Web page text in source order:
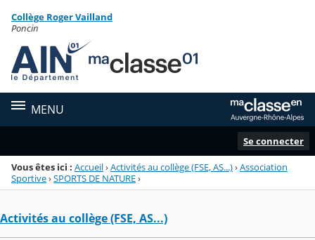
Menu de la rubrique
Contenu
Collège Roger Vailland
Poncin
MENU
Se connecter
Vous êtes ici : Accueil›Activités au collège (FSE, AS...)›Association
Sportive›SPORTS DE NATURE›
Activités au collège (FSE, AS...)